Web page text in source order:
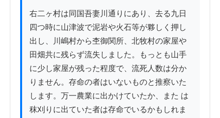
右二ヶ村は同国吾妻川通りにあり、去る九日
四つ時に山津波で泥岩や火石等が夥しく押し
出し、川嶋村から杢御関所、北牧村の家屋や
田畑共に残らず流失しました。もっとも山手
に少し家屋が残った程度で、流死人数は分か
りません。存命の者はいないものと推察いた
します。万一農業に出かけていたか、また は
秣刈りに出ていた者は存命でいるかもしれま